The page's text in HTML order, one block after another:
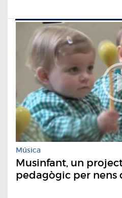
Música
Musinfant, un
pedagògic per nens